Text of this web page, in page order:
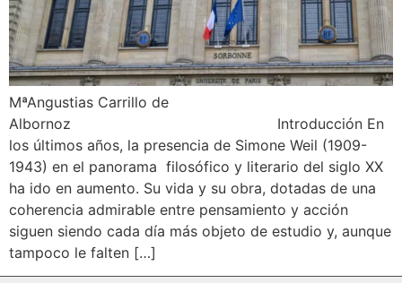
MªAngustias Carrillo de
Albornoz Introducción En
los últimos años, la presencia de Simone Weil (1909-
1943) en el panorama filosófico y literario del siglo XX
ha ido en aumento. Su vida y su obra, dotadas de una
coherencia admirable entre pensamiento y acción
siguen siendo cada día más objeto de estudio y, aunque
tampoco le falten […]